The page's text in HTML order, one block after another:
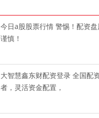
今日a股股票行情 警惕！配资
谨慎！
大智慧鑫东财配资登录 全国配
者，灵活资金配置，